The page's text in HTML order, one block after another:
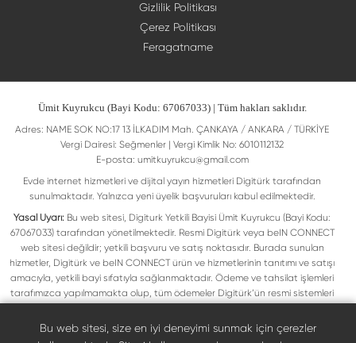
Gizlilik Politikası
Çerez Politikası
Feragatname
Ümit Kuyrukcu (Bayi Kodu: 67067033) | Tüm hakları saklıdır.
Adres: NAME SOK NO:17 13 İLKADIM Mah. ÇANKAYA / ANKARA / TÜRKİYE
Vergi Dairesi: Seğmenler | Vergi Kimlik No: 6010112132
E-posta: umitkuyrukcu@gmail.com
Evde internet hizmetleri ve dijital yayın hizmetleri Digitürk tarafından
sunulmaktadır. Yalnızca yeni üyelik başvuruları kabul edilmektedir.
Yasal Uyarı: Bu web sitesi, Digiturk Yetkili Bayisi Ümit Kuyrukcu (Bayi Kodu:
67067033) tarafından yönetilmektedir. Resmi Digitürk veya beIN CONNECT
web sitesi değildir; yetkili başvuru ve satış noktasıdır. Burada sunulan
hizmetler, Digitürk ve beIN CONNECT ürün ve hizmetlerinin tanıtımı ve satışı
amacıyla, yetkili bayi sıfatıyla sağlanmaktadır. Ödeme ve tahsilat işlemleri
tarafımızca yapılmamakta olup, tüm ödemeler Digitürk’ün resmi sistemleri
ilgili hak sahiplerine ait olup yasal koruma altındadır. Bu markalar, yalnızca
marka sahiplerinin kullanım koşullarına uygun şekilde kullanılmaktadır. Digitürk
Bu web sitesi, size en iyi deneyimi sunmak için çerezler